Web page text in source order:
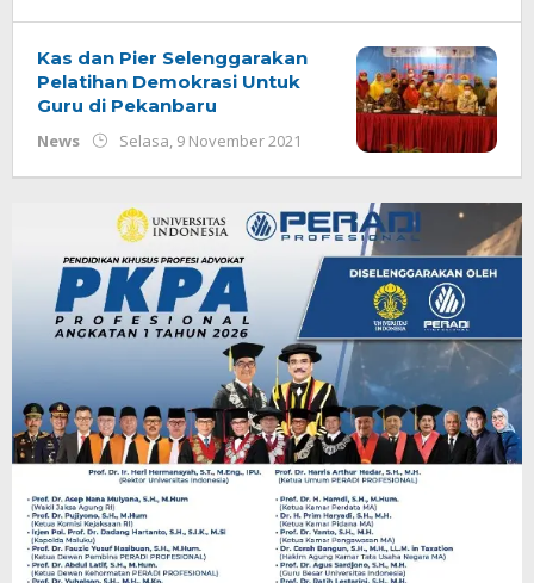
Kas dan Pier Selenggarakan
Pelatihan Demokrasi Untuk
Guru di Pekanbaru
News Selasa, 9 November 2021